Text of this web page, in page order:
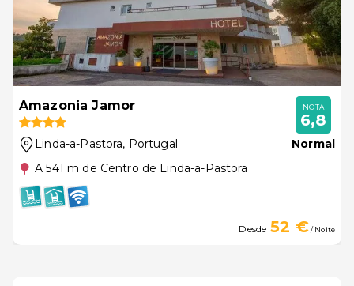
Amazonia Jamor
Linda-a-Pastora, Portugal
A 541 m de Centro de Linda-a-Pastora
NOTA
6,8
Normal
Desde 52 €/ Noite